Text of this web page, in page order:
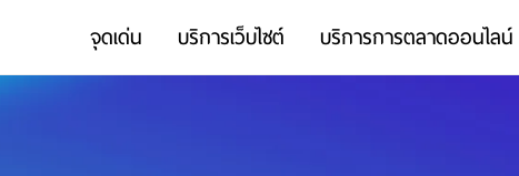
จุดเด่น บริการเว็บไซต์ บริการการตลาดออนไลน์